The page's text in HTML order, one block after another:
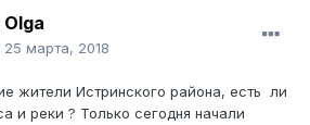
25 марта, 2018
жители Истринского района, есть ли
и реки ? Только сегодня начали